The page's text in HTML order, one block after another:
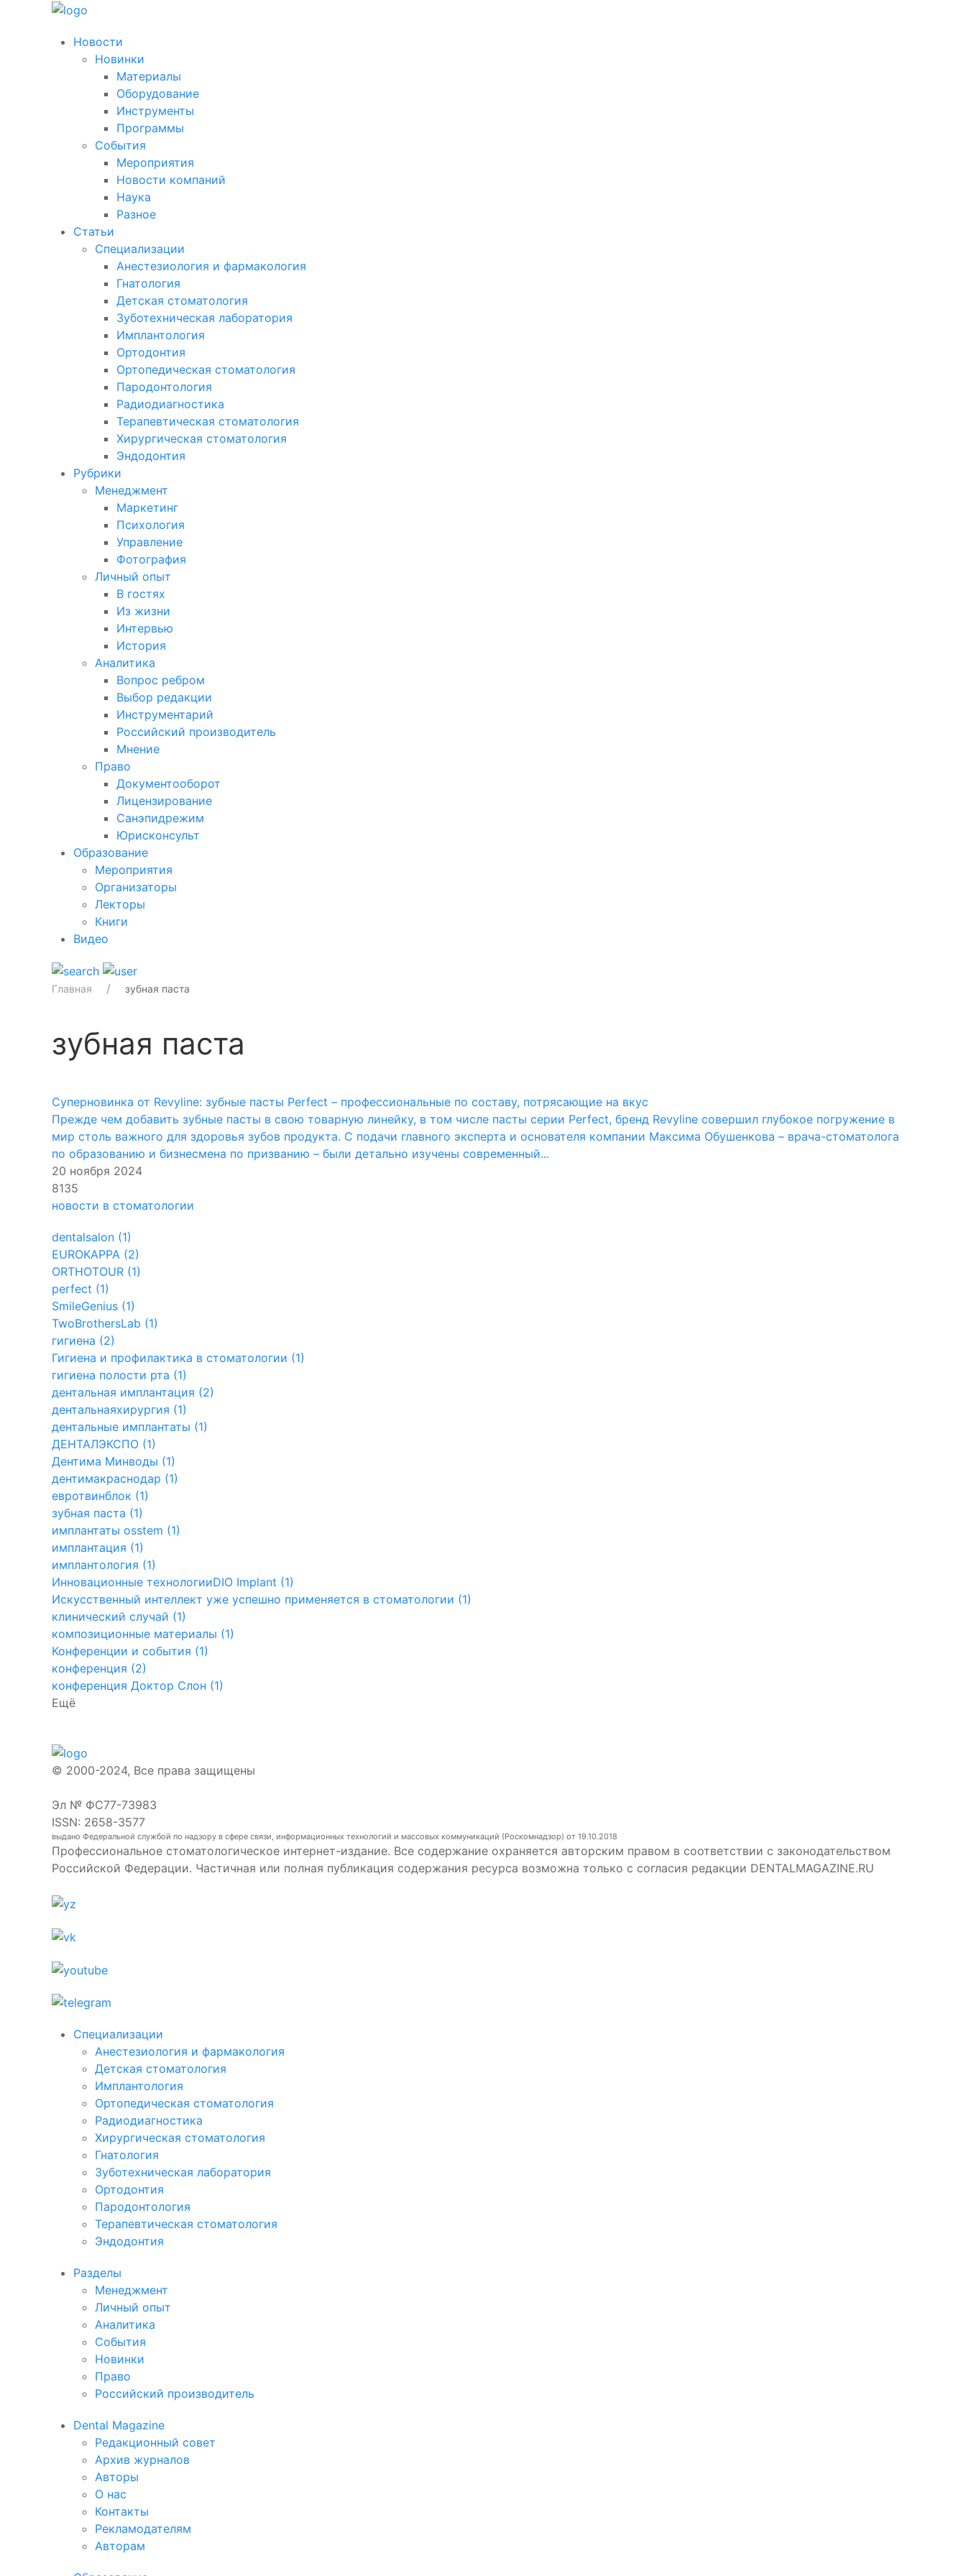
Новости
Новинки
Материалы
Оборудование
Инструменты
Программы
События
Мероприятия
Новости компаний
Наука
Разное
Статьи
Специализации
Анестезиология и фармакология
Гнатология
Детская стоматология
Зуботехническая лаборатория
Имплантология
Ортодонтия
Ортопедическая стоматология
Пародонтология
Радиодиагностика
Терапевтическая стоматология
Хирургическая стоматология
Эндодонтия
Рубрики
Менеджмент
Маркетинг
Психология
Управление
Фотография
Личный опыт
В гостях
Из жизни
Интервью
История
Аналитика
Вопрос ребром
Выбор редакции
Инструментарий
Российский производитель
Мнение
Право
Документооборот
Лицензирование
Санэпидрежим
Юрисконсульт
Образование
Мероприятия
Организаторы
Лекторы
Книги
Видео
Главная зубная паста
зубная паста
Суперновинка от Revyline: зубные пасты Perfect – профессиональные по составу, потрясающие на вкус
Прежде чем добавить зубные пасты в свою товарную линейку, в том числе пасты серии Perfect, бренд Revyline совершил глубокое погружение в
мир столь важного для здоровья зубов продукта. С подачи главного эксперта и основателя компании Максима Обушенкова – врача-стоматолога
по образованию и бизнесмена по призванию – были детально изучены современный...
20 ноября 2024
8135
новости в стоматологии
dentalsalon (1)
EUROKAPPA (2)
ORTHOTOUR (1)
perfect (1)
SmileGenius (1)
TwoBrothersLab (1)
гигиена (2)
Гигиена и профилактика в стоматологии (1)
гигиена полости рта (1)
дентальная имплантация (2)
дентальнаяхирургия (1)
дентальные имплантаты (1)
ДЕНТАЛЭКСПО (1)
Дентима Минводы (1)
дентимакраснодар (1)
евротвинблок (1)
зубная паста (1)
имплантаты osstem (1)
имплантация (1)
имплантология (1)
Инновационные технологииDIO Implant (1)
Искусственный интеллект уже успешно применяется в стоматологии (1)
клинический случай (1)
композиционные материалы (1)
Конференции и события (1)
конференция (2)
конференция Доктор Слон (1)
Ещё
© 2000-2024, Все права защищены
Эл № ФС77-73983
ISSN: 2658-3577
выдано Федеральной службой по надзору в сфере связи, информационных технологий и массовых коммуникаций (Роскомнадзор) от 19.10.2018
Профессиональное стоматологическое интернет-издание. Все содержание охраняется авторским правом в соответствии с законодательством
Российской Федерации. Частичная или полная публикация содержания ресурса возможна только с согласия редакции DENTALMAGAZINE.RU
Специализации
Анестезиология и фармакология
Детская стоматология
Имплантология
Ортопедическая стоматология
Радиодиагностика
Хирургическая стоматология
Гнатология
Зуботехническая лаборатория
Ортодонтия
Пародонтология
Терапевтическая стоматология
Эндодонтия
Разделы
Менеджмент
Личный опыт
Аналитика
События
Новинки
Право
Российский производитель
Dental Magazine
Редакционный совет
Архив журналов
Авторы
О нас
Контакты
Рекламодателям
Авторам